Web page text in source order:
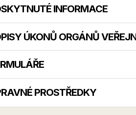
INFORMACE
ÚKONŮ ORGÁNŮ
PROSTŘEDKY